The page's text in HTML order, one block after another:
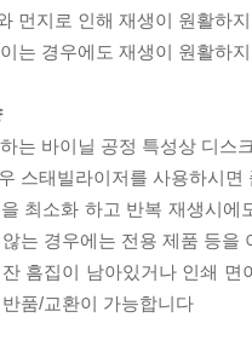
먼지로 인해 재생이 원활하
는 경우에도 재생이 원활하
는 바이닐 공정 특성상 디스
스태빌라이저를 사용하시
최소화 하고 반복 재생시
는 경우에는 전용 제품 등
흠집이 남아있거나 인쇄
품/교환이 가능합니다